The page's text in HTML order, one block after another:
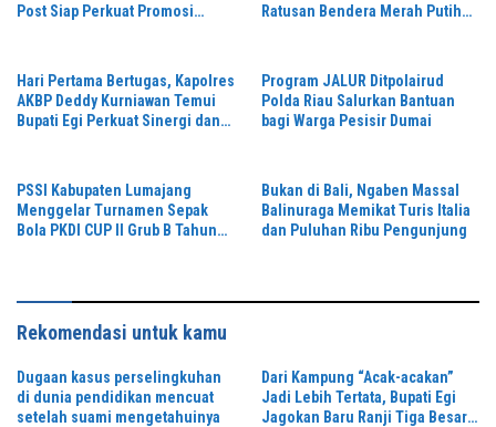
Post Siap Perkuat Promosi
Ratusan Bendera Merah Putih
Hari Pertama Bertugas, Kapolres
AKBP Deddy Kurniawan Temui
Bupati Egi Perkuat Sinergi dan
Program JALUR Ditpolairud
Polda Riau Salurkan Bantuan
bagi Warga Pesisir Dumai
PSSI Kabupaten Lumajang
Menggelar Turnamen Sepak
Bola PKDI CUP II Grub B Tahun
Bukan di Bali, Ngaben Massal
Balinuraga Memikat Turis Italia
dan Puluhan Ribu Pengunjung
Rekomendasi untuk kamu
Dugaan kasus perselingkuhan
di dunia pendidikan mencuat
setelah suami mengetahuinya
Dari Kampung “Acak-acakan”
Jadi Lebih Tertata, Bupati Egi
Jagokan Baru Ranji Tiga Besar